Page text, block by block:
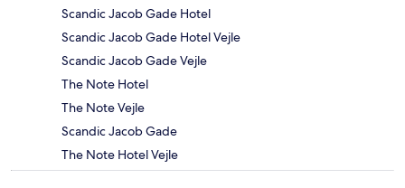
Scandic Jacob Gade Hotel
Scandic Jacob Gade Hotel Vejle
Scandic Jacob Gade Vejle
The Note Hotel
The Note Vejle
Scandic Jacob Gade
The Note Hotel Vejle